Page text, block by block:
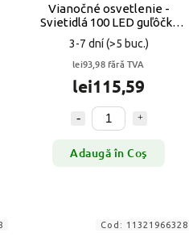
Vianočné osvetlenie -
Svietidlá 100 LED guľôčky
červené osvetlenie svetlo
3-7 dní(>5 buc.)
lei93,98 fără TVA
lei115,59
Adaugă în Coş
Cod: 11321966328